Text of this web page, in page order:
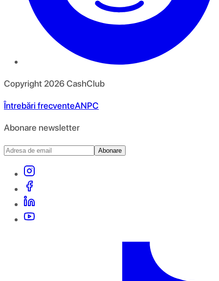
Copyright 2026CashClub
Întrebări frecventeANPC
Abonare newsletter
Abonare